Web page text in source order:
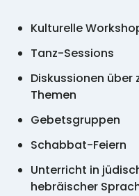
Kulturelle
Tanz-Sessions
Diskussionen
Themen
Gebetsgruppen
Schabbat-Feiern
Unterricht in
hebräischer